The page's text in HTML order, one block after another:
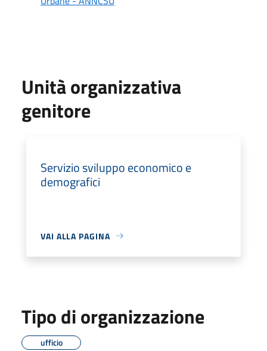
Unità organizzativa
genitore
Servizio sviluppo economico e
demografici
VAI ALLA PAGINA
Tipo di organizzazione
ufficio